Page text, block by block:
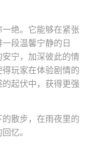
绝。它能够在紧张
段温馨宁静的日
宁，加深彼此的情
玩家在体验剧情的
起伏中，获得更强
散步，在雨夜里的
忆。